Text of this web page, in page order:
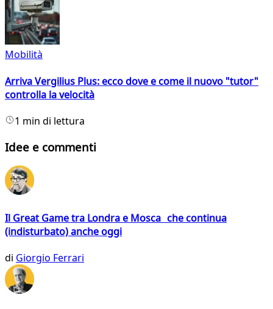
Mobilità
Arriva Vergilius Plus: ecco dove e come il nuovo "tutor"
controlla la velocità
1 min di lettura
Idee e commenti
Il Great Game tra Londra e Mosca che continua
(indisturbato) anche oggi
di Giorgio Ferrari